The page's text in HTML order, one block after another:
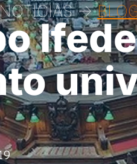
NOTICIAS ->